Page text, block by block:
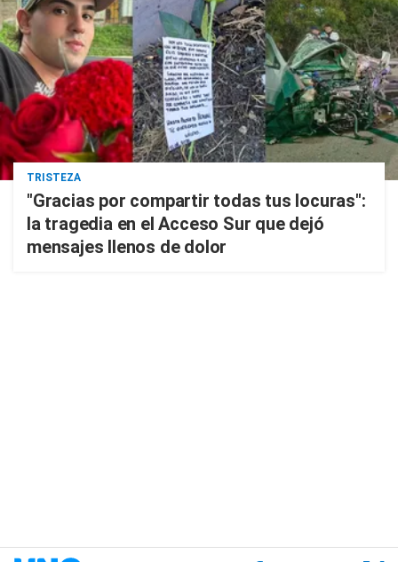
TRISTEZA
"Gracias por compartir todas tus locuras":
la tragedia en el Acceso Sur que dejó
mensajes llenos de dolor